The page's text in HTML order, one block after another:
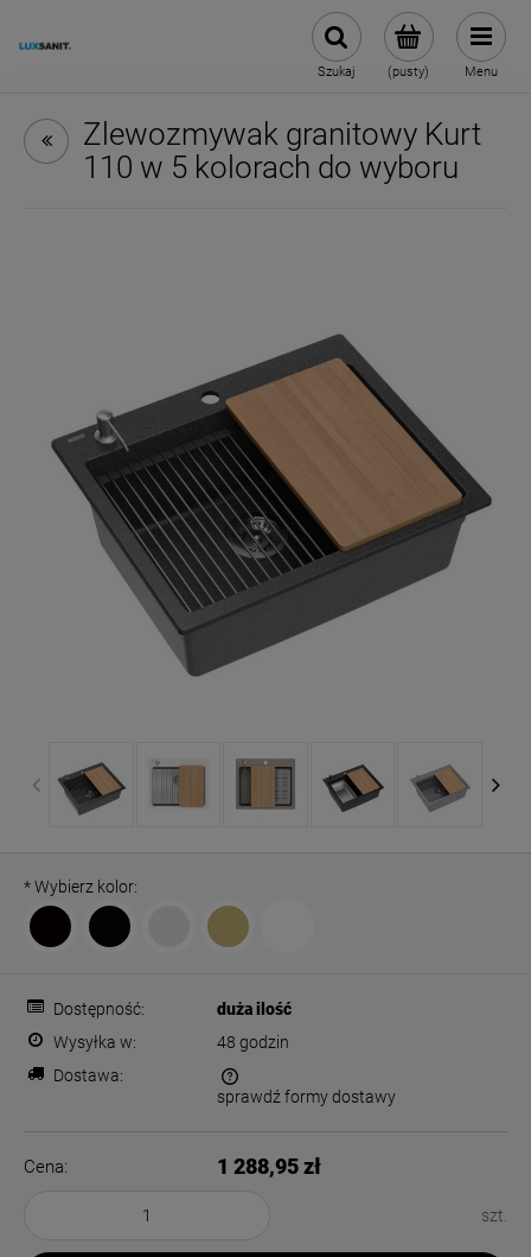
(pusty)
Szukaj Menu
Zlewozmywak granitowy Kurt
110 w 5 kolorach do wyboru
*Wybierz kolor:
Dostępność:
duża ilość
Wysyłka w:
48 godzin
Dostawa:
Cena nie zawiera ewentualnych kosztów płatności
sprawdź formy dostawy
Cena: 1 288,95 zł
szt.